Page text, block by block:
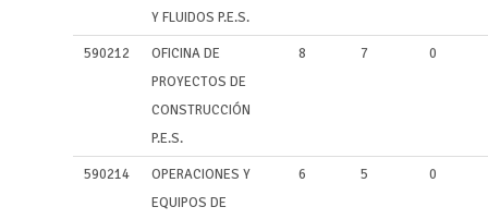
Y FLUIDOS P.E.S.
590212
OFICINA DE
PROYECTOS DE
CONSTRUCCIÓN
P.E.S.
8 7 0
590214
OPERACIONES Y
EQUIPOS DE
6 5 0